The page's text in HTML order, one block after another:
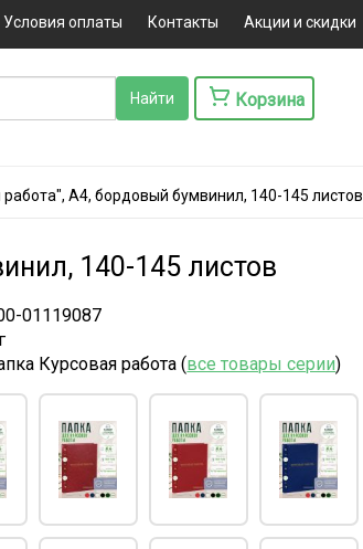
Условия оплаты Контакты Акции и скидки
Корзина
А4, бордовый бумвинил, 140-145 листов
140-145 листов
01119087
Курсовая работа (все товары серии)